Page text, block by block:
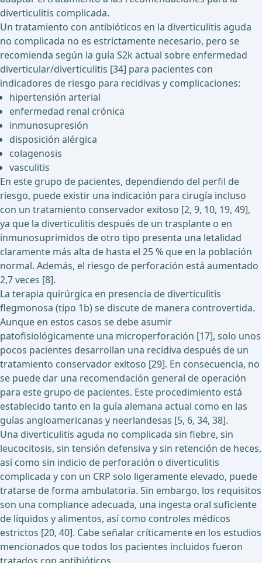
diverticulitis complicada.
Un tratamiento con antibióticos en la diverticulitis aguda
no complicada no es estrictamente necesario, pero se
recomienda según la guía S2k actual sobre enfermedad
diverticular/diverticulitis [34] para pacientes con
indicadores de riesgo para recidivas y complicaciones:
hipertensión arterial
enfermedad renal crónica
inmunosupresión
disposición alérgica
colagenosis
vasculitis
En este grupo de pacientes, dependiendo del perfil de
riesgo, puede existir una indicación para cirugía incluso
con un tratamiento conservador exitoso [2, 9, 10, 19, 49],
ya que la diverticulitis después de un trasplante o en
inmunosuprimidos de otro tipo presenta una letalidad
claramente más alta de hasta el 25 % que en la población
normal. Además, el riesgo de perforación está aumentado
2,7 veces [8].
La terapia quirúrgica en presencia de diverticulitis
flegmonosa (tipo 1b) se discute de manera controvertida.
Aunque en estos casos se debe asumir
patofisiológicamente una microperforación [17], solo unos
pocos pacientes desarrollan una recidiva después de un
tratamiento conservador exitoso [29]. En consecuencia, no
se puede dar una recomendación general de operación
para este grupo de pacientes. Este procedimiento está
establecido tanto en la guía alemana actual como en las
guías angloamericanas y neerlandesas [5, 6, 34, 38].
Una diverticulitis aguda no complicada sin fiebre, sin
leucocitosis, sin tensión defensiva y sin retención de heces,
así como sin indicio de perforación o diverticulitis
complicada y con un CRP solo ligeramente elevado, puede
tratarse de forma ambulatoria. Sin embargo, los requisitos
son una compliance adecuada, una ingesta oral suficiente
de líquidos y alimentos, así como controles médicos
estrictos [20, 40]. Cabe señalar críticamente en los estudios
mencionados que todos los pacientes incluidos fueron